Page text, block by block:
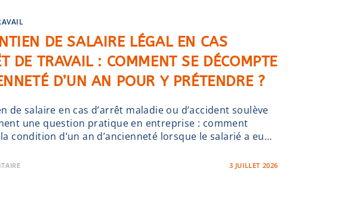
DE SALAIRE LÉGAL EN CAS
DE TRAVAIL : COMMENT SE DÉCOMPTE
D’UN AN POUR Y PRÉTENDRE ?
de salaire en cas d’arrêt maladie ou d’accident soulève
une question pratique en entreprise : comment
condition d’un an d’ancienneté lorsque le salarié a eu…
3 JUILLET 2026